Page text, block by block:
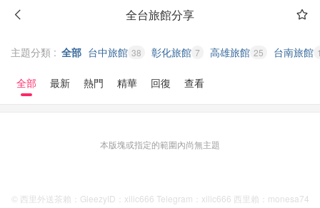
全台旅館分享
主題分類 : 全部 台中旅館 38 彰化旅館 7 高雄旅館 25 台南旅館
全部 最新 熱門 精華 回復 查看
本版塊或指定的範圍內尚無主題
© 西里外送茶賴：GleezyID：xilic666 Telegram：xilic666 西里賴：monesa74